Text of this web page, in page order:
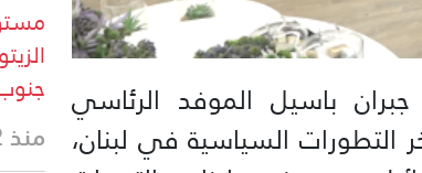
باسيل الموفد الرئاسي
التطورات السياسية في لبنان،
منذ 42 دقيقة